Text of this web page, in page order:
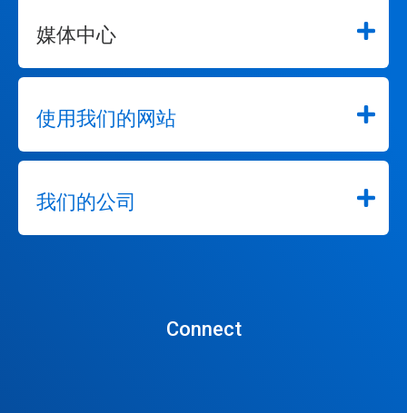
媒体中心
使用我们的网站
我们的公司
Connect